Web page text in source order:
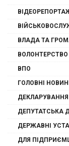
ВЛАДА ТА
ВОЛОНТЕРСТВО
ВПО
ГОЛОВНІ
ДЕКЛАРУВАННЯ
ДЕПУТАТСЬКА
ДЕРЖАВНІ
ДЛЯ